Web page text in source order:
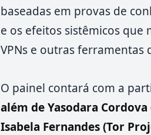
baseadas em provas de
e os efeitos sistêmicos
VPNs e outras ferramentas
O painel contará com a
além de Yasodara
Isabela Fernandes (Tor